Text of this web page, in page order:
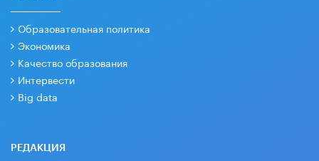
Образовательная политика
Экономика
Качество образования
Интервести
Big data
РЕДАКЦИЯ